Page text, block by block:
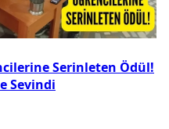
Serinleten Ödül!
Sevindi